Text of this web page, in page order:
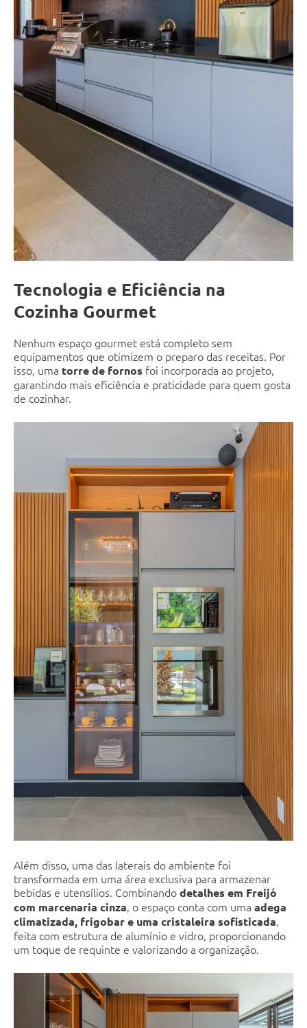
Tecnologia e Eficiência na
Cozinha Gourmet
Nenhum espaço gourmet está completo sem
equipamentos que otimizem o preparo das receitas. Por
isso, uma torre de fornos foi incorporada ao projeto,
garantindo mais eficiência e praticidade para quem gosta
de cozinhar.
Além disso, uma das laterais do ambiente foi
transformada em uma área exclusiva para armazenar
bebidas e utensílios. Combinandodetalhes em Freijó
com marcenaria cinza, o espaço conta com uma adega
climatizada, frigobar e uma cristaleira sofisticada,
feita com estrutura de alumínio e vidro, proporcionando
um toque de requinte e valorizando a organização.